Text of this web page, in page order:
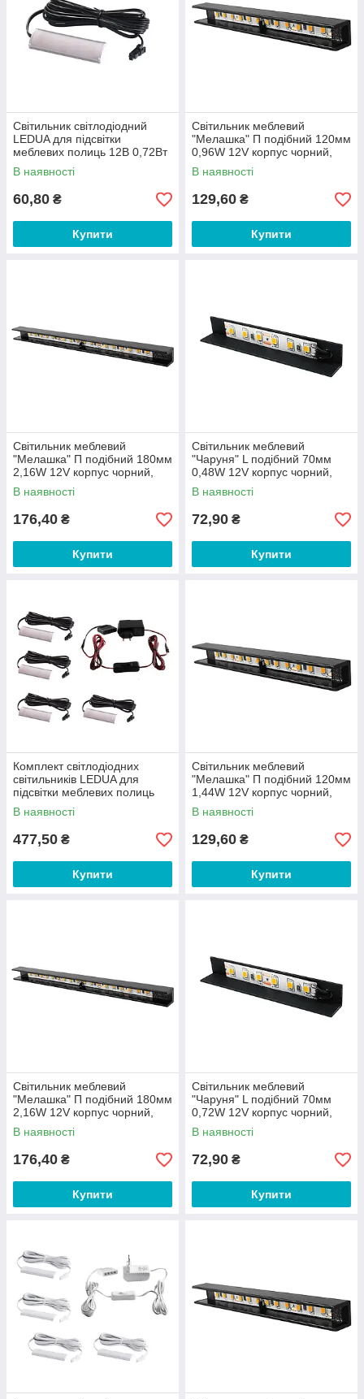
Світильник світлодіодний
LEDUA для підсвітки
меблевих полиць 12В 0,72Вт
IP20 Синій (36657253)
В наявності
60,80 ₴
Купити
Світильник меблевий
"Мелашка" П подібний 120мм
0,96W 12V корпус чорний,
тепло біле світло LEDUA
В наявності
129,60 ₴
Купити
Світильник меблевий
"Мелашка" П подібний 180мм
2,16W 12V корпус чорний,
жовте світло LEDUA
В наявності
176,40 ₴
Купити
Світильник меблевий
"Чаруня" L подібний 70мм
0,48W 12V корпус чорний,
тепло біле світло LEDUA
В наявності
72,90 ₴
Купити
Комплект світлодіодних
світильників LEDUA для
підсвітки меблевих полиць
4шт 220В 2,88Вт IP20 6000К
(37101732)
В наявності
477,50 ₴
Купити
Світильник меблевий
"Мелашка" П подібний 120мм
1,44W 12V корпус чорний,
жовте світло LEDUA
В наявності
129,60 ₴
Купити
Світильник меблевий
"Мелашка" П подібний 180мм
2,16W 12V корпус чорний,
зелене світло LEDUA
В наявності
176,40 ₴
Купити
Світильник меблевий
"Чаруня" L подібний 70мм
0,72W 12V корпус чорний,
жовте світло LEDUA
В наявності
72,90 ₴
Купити